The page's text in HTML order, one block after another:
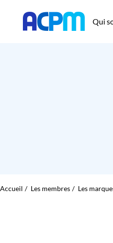
Qui
Accueil Les membres Les